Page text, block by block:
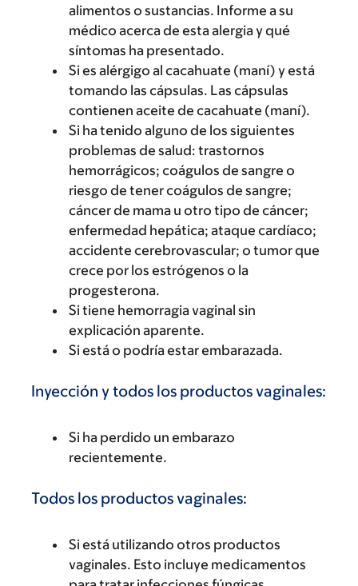
alimentos o sustancias. Informe a su
médico acerca de esta alergia y qué
síntomas ha presentado.
Si es alérgigo al cacahuate (maní) y está
tomando las cápsulas. Las cápsulas
contienen aceite de cacahuate (maní).
Si ha tenido alguno de los siguientes
problemas de salud: trastornos
hemorrágicos; coágulos de sangre o
riesgo de tener coágulos de sangre;
cáncer de mama u otro tipo de cáncer;
enfermedad hepática; ataque cardíaco;
accidente cerebrovascular; o tumor que
crece por los estrógenos o la
progesterona.
Si tiene hemorragia vaginal sin
explicación aparente.
Si está o podría estar embarazada.
Inyección y todos los productos vaginales:
Si ha perdido un embarazo
recientemente.
Todos los productos vaginales:
Si está utilizando otros productos
vaginales. Esto incluye medicamentos